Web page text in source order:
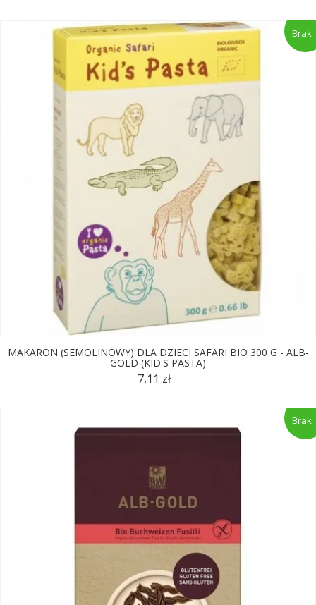
Brak
MAKARON (SEMOLINOWY) DLA DZIECI SAFARI BIO 300 G - ALB-
GOLD (KID'S PASTA)
7,11 zł
Brak